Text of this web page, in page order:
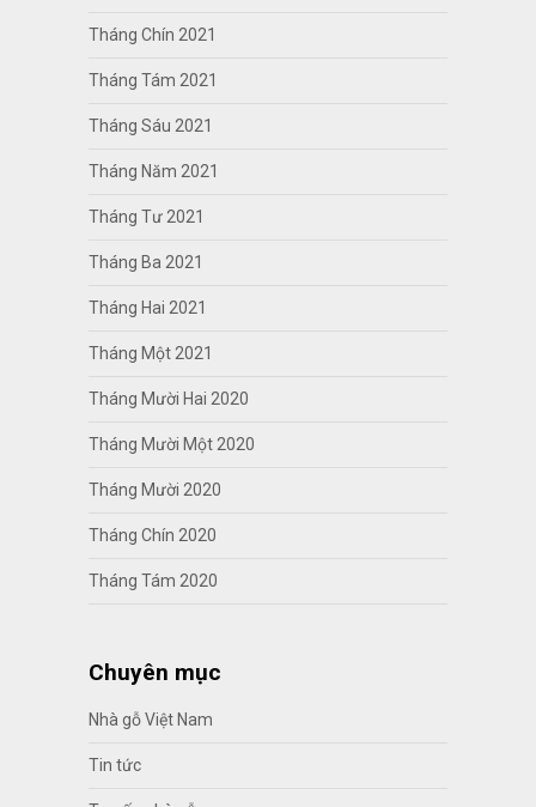
Tháng Chín 2021
Tháng Tám 2021
Tháng Sáu 2021
Tháng Năm 2021
Tháng Tư 2021
Tháng Ba 2021
Tháng Hai 2021
Tháng Một 2021
Tháng Mười Hai 2020
Tháng Mười Một 2020
Tháng Mười 2020
Tháng Chín 2020
Tháng Tám 2020
Chuyên mục
Nhà gỗ Việt Nam
Tin tức